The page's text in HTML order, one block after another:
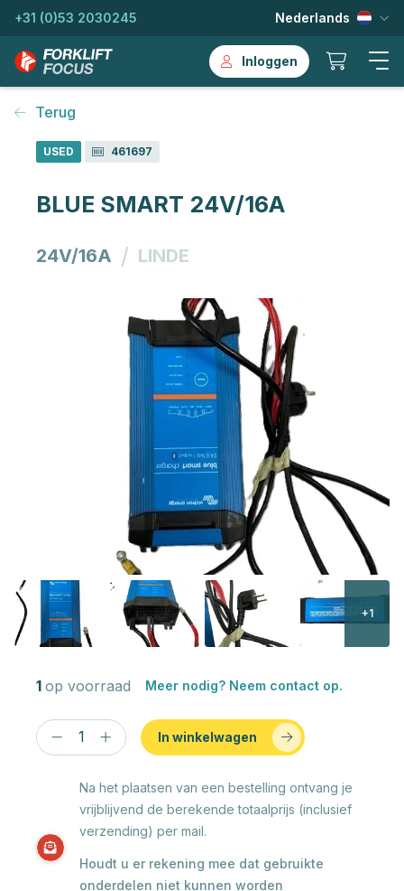
+31 (0)53 2030245 Nederlands
Inloggen
Terug
USED 461697
BLUE SMART 24V/16A
24V/16A / LINDE
+1
1 op voorraad Meer nodig? Neem contact op.
In winkelwagen
Na het plaatsen van een bestelling ontvang je
vrijblijvend de berekende totaalprijs (inclusief
verzending) per mail.
Houdt u er rekening mee dat gebruikte
onderdelen niet kunnen worden